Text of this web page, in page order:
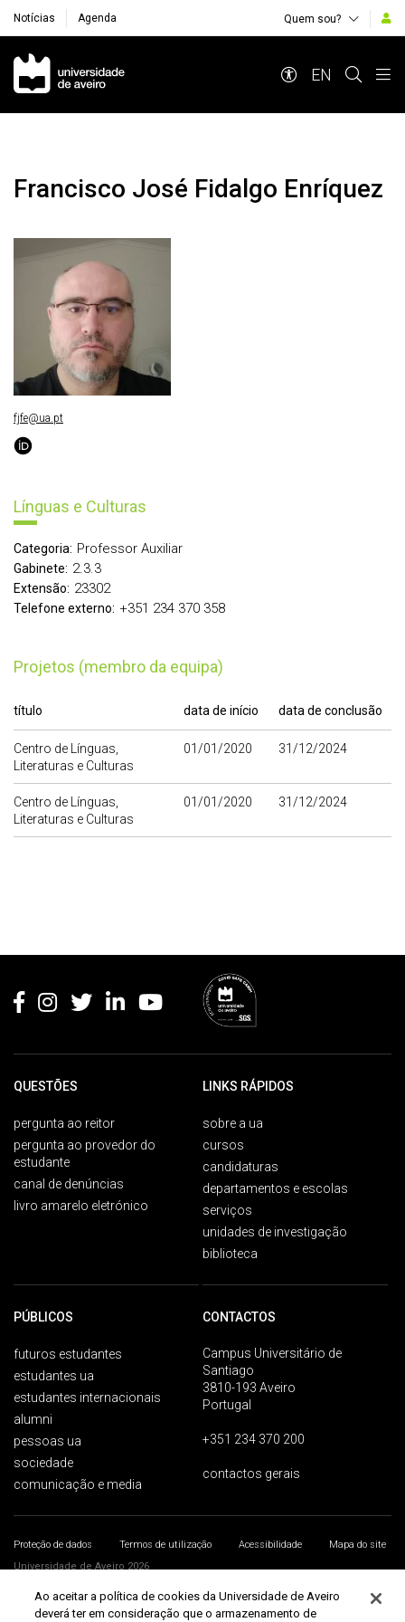
Notícias Agenda Quem sou?
Navegação Principal
EN
Francisco José Fidalgo Enríquez
Línguas e Culturas
Categoria: Professor Auxiliar
Gabinete: 2.3.3
Extensão: 23302
Telefone externo: +351 234 370 358
Projetos (membro da equipa)
título data de início data de conclusão
Centro de Línguas,
Literaturas e Culturas
01/01/2020 31/12/2024
Centro de Línguas,
Literaturas e Culturas
01/01/2020 31/12/2024
fjfe@ua.pt
QUESTÕES
pergunta ao reitor
pergunta ao provedor do
estudante
canal de denúncias
livro amarelo eletrónico
LINKS RÁPIDOS
sobre a ua
cursos
candidaturas
departamentos e escolas
serviços
unidades de investigação
biblioteca
PÚBLICOS
futuros estudantes
estudantes ua
estudantes internacionais
alumni
pessoas ua
sociedade
comunicação e media
CONTACTOS
Campus Universitário de
Santiago
3810-193 Aveiro
Portugal
+351 234 370 200
contactos gerais
Proteção de dados Termos de utilização Acessibilidade
Mapa do site
Universidade de Aveiro 2026
Ao aceitar a política de cookies da Universidade de Aveiro
deverá ter em consideração que o armazenamento de